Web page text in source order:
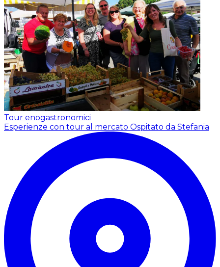
Tour enogastronomici
Esperienze con tour al mercato Ospitato da Stefania